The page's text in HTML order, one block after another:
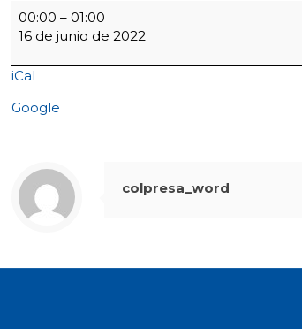
RECESO
ESTUDIANTIL
00:00 –01:00
16 de junio de 2022
iCal
Google
colpresa_word